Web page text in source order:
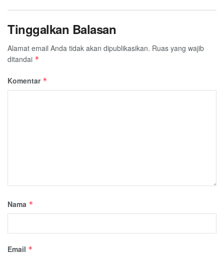
Tinggalkan Balasan
Alamat email Anda tidak akan dipublikasikan. Ruas yang wajib
ditandai *
Komentar *
Nama *
Email *